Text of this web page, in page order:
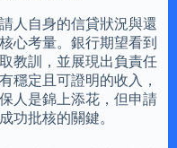
人自身的信貸狀況與還
心考量。銀行期望看到
教訓，並展現出負責任
穩定且可證明的收入，
人是錦上添花，但申請
功批核的關鍵。